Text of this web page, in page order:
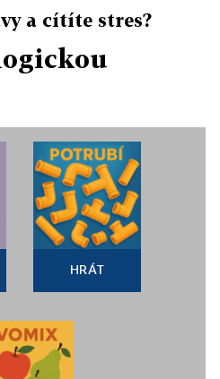
a cítíte stres?
HRÁT